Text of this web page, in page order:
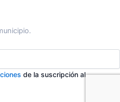
de la suscripción al